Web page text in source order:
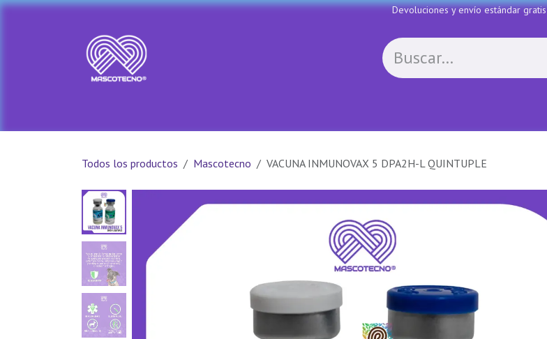
Ir al contenido Devoluciones y envío estándar gratis
Todos los productos Mascotecno VACUNA INMUNOVAX 5 DPA2H-L QUINTUPLE